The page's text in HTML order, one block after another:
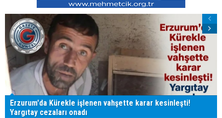
Erzurum'da Kürekle işlenen vahşette karar kesinleşti!
Yargıtay cezaları onadı